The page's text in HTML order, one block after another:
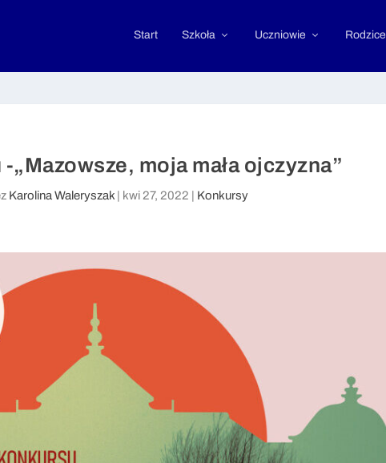
Start Szkoła Uczniowie Rodzice
„Mazowsze, moja mała ojczyzna”
Karolina Waleryszak| kwi 27, 2022 Konkursy